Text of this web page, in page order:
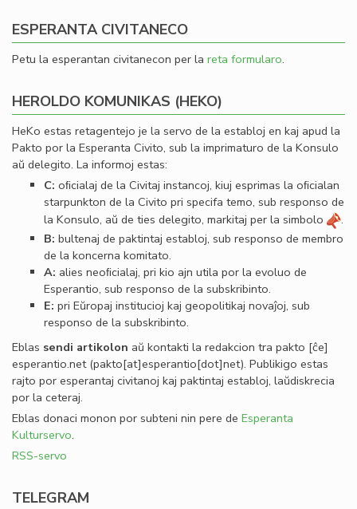
ESPERANTA CIVITANECO
Petu la esperantan civitanecon per la reta formularo.
HEROLDO KOMUNIKAS (HEKO)
HeKo estas retagentejo je la servo de la establoj en kaj apud la
Pakto por la Esperanta Civito, sub la imprimaturo de la Konsulo
aŭ delegito. La informoj estas:
C: oﬁcialaj de la Civitaj instancoj, kiuj esprimas la oﬁcialan
starpunkton de la Civito pri specifa temo, sub responso de
la Konsulo, aŭ de ties delegito, markitaj per la simbolo
.
B: bultenaj de paktintaj establoj, sub responso de membro
de la koncerna komitato.
A: alies neoﬁcialaj, pri kio ajn utila por la evoluo de
Esperantio, sub responso de la subskribinto.
E: pri Eŭropaj institucioj kaj geopolitikaj novaĵoj, sub
responso de la subskribinto.
Eblas sendi artikolon aŭ kontakti la redakcion tra pakto [ĉe]
esperantio.net(pakto[at]esperantio[dot]net). Publikigo estas
rajto por esperantaj civitanoj kaj paktintaj establoj, laŭdiskrecia
por la ceteraj.
Eblas donaci monon por subteni nin pere de Esperanta
Kulturservo.
RSS-servo
TELEGRAM